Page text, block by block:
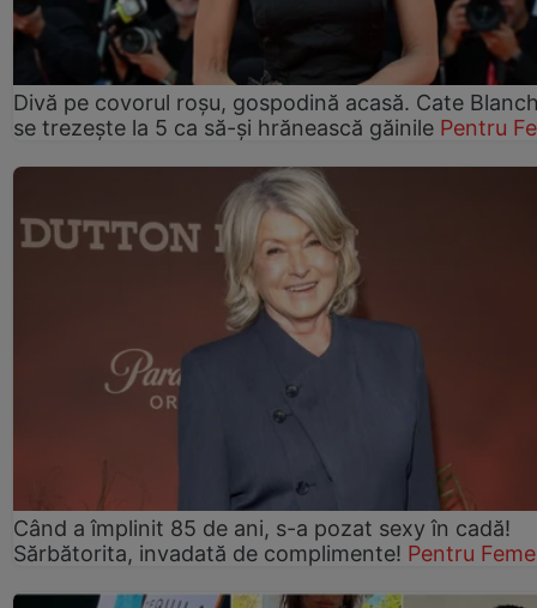
Divă pe covorul roșu, gospodină acasă. Cate
se trezește la 5 ca să-și hrănească găinile Pentru
Când a împlinit 85 de ani, s-a pozat sexy în cadă!
Sărbătorita, invadată de complimente! Pentru